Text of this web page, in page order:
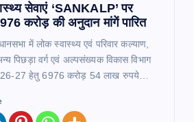
सेवाएं ‘SANKALP’ पर
करोड़ की अनुदान मांगें पारित​
में लोक स्वास्थ्य एवं परिवार कल्याण,
पिछड़ा वर्ग एवं अल्पसंख्यक विकास विभाग
27 हेतु 6976 करोड़ 54 लाख रुपये…